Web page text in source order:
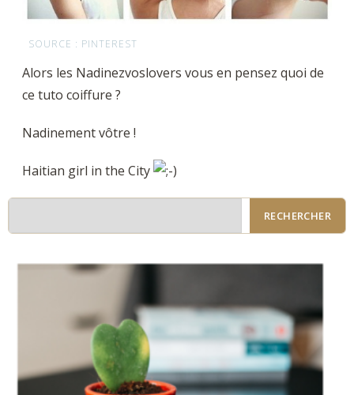
SOURCE : PINTEREST
Alors les Nadinezvoslovers vous en pensez quoi de
ce tuto coiffure ?
Nadinement vôtre !
Haitian girl in the City
RECHERCHER